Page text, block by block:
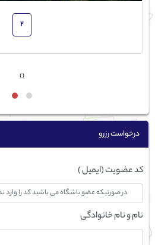
2
‹
›
درخواست رزرو
کد عضویت (ایمیل )
نام و نام خانوادگی